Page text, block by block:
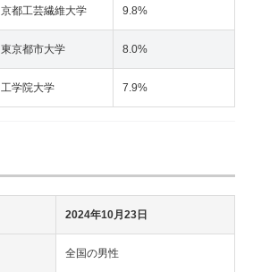
京都工芸繊維大学 9.8%
東京都市大学 8.0%
工学院大学 7.9%
2024年10月23日
全国の男性